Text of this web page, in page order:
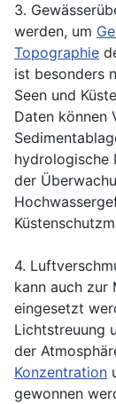
3.
werden, um
Topographie
ist besonders
Seen und
Daten können
hydrologische
der
4.
kann auch zur
eingesetzt
Lichtstreuung
der
Konzentration
gewonnen